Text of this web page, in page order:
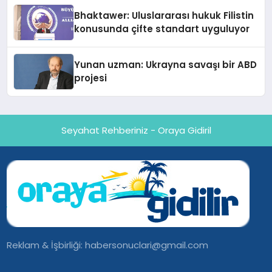
Bhaktawer: Uluslararası hukuk Filistin
konusunda çifte standart uyguluyor
Yunan uzman: Ukrayna savaşı bir ABD
projesi
Seyahat Rehberiniz - Oraya Gidiril
Reklam & İşbirliği:habersonuclari@gmail.com